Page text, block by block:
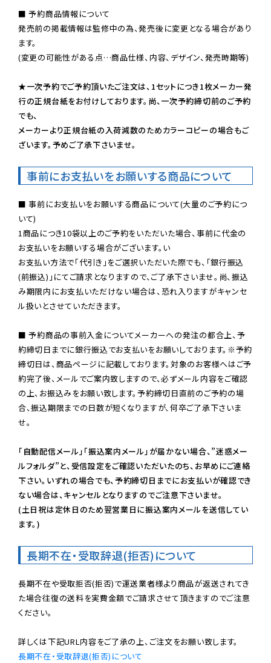
■ 予約商品情報について
発売前の掲載情報は監修中の為、発売後に変更となる場合があり
ます。
(変更の可能性がある点…商品仕様、内容、デザイン、発売時期等)
★一次予約でご予約頂いたご注文は、1セットにつき1枚メーカー発
行の正規台紙をお付けしております。尚、一次予約締切前のご予約
でも、
メーカーより正規台紙の入荷減数のためカラーコピーの場合もご
ざいます。予めご了承下さいませ。
事前にお支払いをお願いする商品について
■ 事前にお支払いをお願いする商品について(大量のご予約につ
いて)
1商品につき10袋以上のご予約をいただいた場合、事前に代金の
お支払いをお願いする場合がございます。い
お支払い方法で「代引き」をご選択いただいた際でも、「銀行振込
(前振込)」にてご請求となりますので、ご了承下さいませ。尚、振込
み期限内にお支払いただけない場合は、恐れ入りますがキャンセ
ル扱いとさせていただきます。
■ 予約商品の事前入金についてメーカーへの発注の都合上、予
約締切日までに銀行振込でお支払いをお願いしております。※予約
締切日は、商品ページに記載しております。対象のお客様へはご予
約完了後、メールでご案内致しますので、必ずメール内容をご確認
の上、お振込みをお願い致します。予約締切日直前のご予約の場
合、振込期限までの日数が短くなりますが、何卒ご了承下さいま
せ。
「自動配信メール」「振込案内メール」が届かない場合、”迷惑メー
ルフォルダ”と、受信設定をご確認いただいたのち、お早めにご連絡
下さい。いずれの場合でも、予約締切日までにお支払いが確認でき
ない場合は、キャンセルとなりますのでご注意下さいませ。
(土日祝は定休日のため翌営業日に振込案内メールを送信してい
ます。)
長期不在・受取辞退(拒否)について
長期不在や受取拒否(拒否)で運送業者様より商品が返送されてき
た場合往復の送料を実費金額でご請求させて頂きますのでご注意
ください。
長期不在・受取辞退(拒否)について